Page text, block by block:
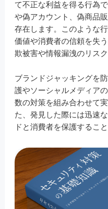
て不正な利益を得る行為
や偽アカウント、偽商品
存在します。このような
価値や消費者の信頼を失
欺被害や情報漏洩のリス
ブランドジャッキングを
護やソーシャルメディア
数の対策を組み合わせて
た、発見した際には迅速
ドと消費者を保護するこ